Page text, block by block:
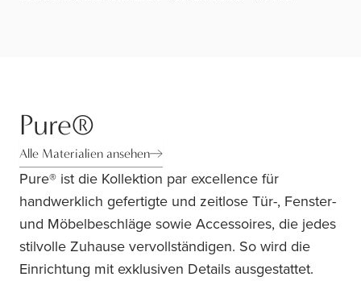
Pure®
Alle Materialien ansehen
Pure® ist die Kollektion par excellence für
handwerklich gefertigte und zeitlose Tür-, Fenster-
und Möbelbeschläge sowie Accessoires, die jedes
stilvolle Zuhause vervollständigen. So wird die
Einrichtung mit exklusiven Details ausgestattet.